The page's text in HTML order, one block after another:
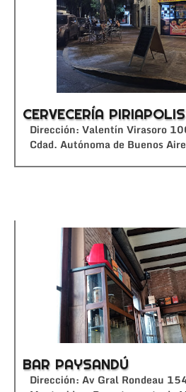
CERVECERÍA
Dirección: Valentín Virasoro
Cdad. Autónoma de Buenos
BAR PAYSANDÚ
Dirección: Av Gral Rondeau